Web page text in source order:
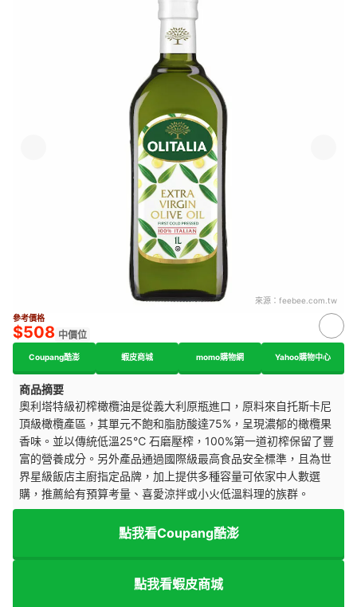
來源： feebee.com.tw
參考價格
$508 中價位
Coupang酷澎 蝦皮商城 momo購物網 Yahoo購物中心
商品摘要
奧利塔特級初榨橄欖油是從義大利原瓶進口，原料來自托斯卡尼
頂級橄欖產區，其單元不飽和脂肪酸達75%，呈現濃郁的橄欖果
香味。並以傳統低溫25℃ 石磨壓榨，100%第一道初榨保留了豐
富的營養成分。另外產品通過國際級最高食品安全標準， 且為世
界星級飯店主廚指定品牌，加上提供多種容量可依家中人數選
購，推薦給有預算考量、 喜愛涼拌或小火低溫料理的族群。
點我看Coupang酷澎
點我看蝦皮商城